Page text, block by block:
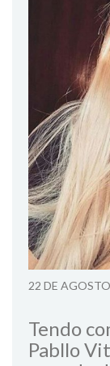
22 DE
Tendo
Pabllo